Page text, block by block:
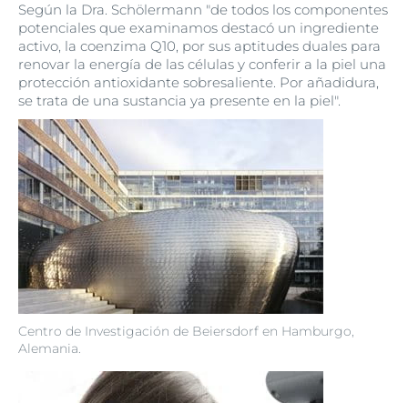
Centro de Investigación de Beiersdorf en Hamburgo,
Alemania.
Según la Dra. Schölermann "de todos los componentes
potenciales que examinamos destacó un ingrediente
activo, la coenzima Q10, por sus aptitudes duales para
renovar la energía de las células y conferir a la piel una
protección antioxidante sobresaliente. Por añadidura,
se trata de una sustancia ya presente en la piel".